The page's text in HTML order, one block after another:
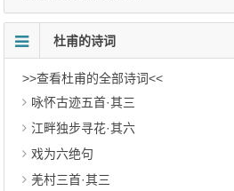
杜甫的诗词
>>查看杜甫的全部诗词<<
咏怀古迹五首·其三
江畔独步寻花·其六
戏为六绝句
羌村三首·其三